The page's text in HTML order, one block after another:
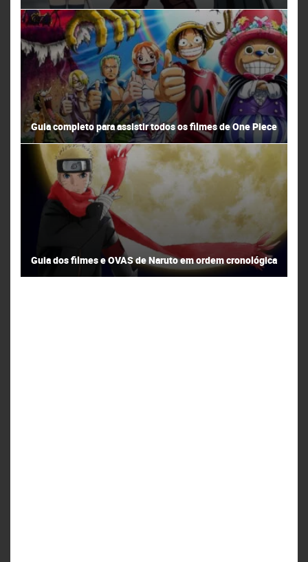
Guia completo para assistir todos os filmes de One Piece
Guia dos filmes e OVAS de Naruto em ordem cronológica